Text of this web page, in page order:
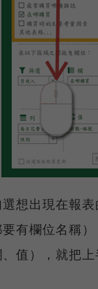
想出現在報
有欄位名稱
值），就把